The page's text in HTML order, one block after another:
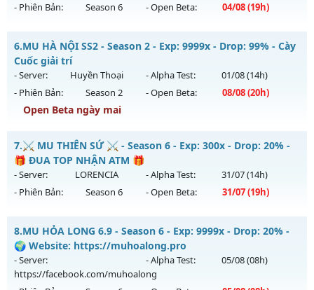
Exp: 9999x - Drop: 90%
Thể loại: Mu Bán Đồ Full Trong Shop
Antihack: Phoenix chống hack mới
- Phiên Bản:
Season 6 - Open Beta: 04/08(19h)
Mu PvP - Giải Trí, Point cố định 55k
Mu mới ra tháng 08 2026 - Mở máy chủ
ngày 04/08/2626
Exp: 500x - Drop: 30%
Kiểu reset: Reset In Game
Thể loại: Mu Nguyên bản Webzen
Antihack: Anti Vip bắt hack tuyệt đối
6.MU HÀ NỘI SS2 - Season 2 - Exp: 9999x - Drop: 99% - Cày
Cuốc giải trí
- Server: Huyền Thoại - Alpha Test: 01/08(14h)
- Phiên Bản:
Season 2 - Open Beta: 08/08(20h)
Open Beta ngày mai
MU HÀ NỘI SS2 - Cày Cuốc giải trí
Mu mới ra tháng 08 2026 - Mở máy chủ
20h ngày 08/08/2626
Exp: 9999x - Drop: 99%
Thể loại: Mu Nguyên bản Webzen
Antihack: ugk
7.⚔️ MU THIÊN SỨ ⚔️ - Season 6 - Exp: 300x - Drop: 20% -
🎁 ĐUA TOP NHẬN ATM 🎁
- Server: LORENCIA - Alpha Test: 31/07(14h)
- Phiên Bản:
Season 6 - Open Beta: 31/07(19h)
⚔️ MU THIÊN SỨ ⚔️ - 🎁 ĐUA TOP NHẬN ATM 🎁
Mu mới ra tháng 07 2026 - Mở máy chủ
ngày 31/07/2626
Exp: 300x - Drop: 20%
8.MU HỎA LONG 6.9 - Season 6 - Exp: 9999x - Drop: 20% -
🌍 Website: https://muhoalong.pro
- Server:
https://facebook.com/muhoalong
- Alpha Test: 05/08(08h)